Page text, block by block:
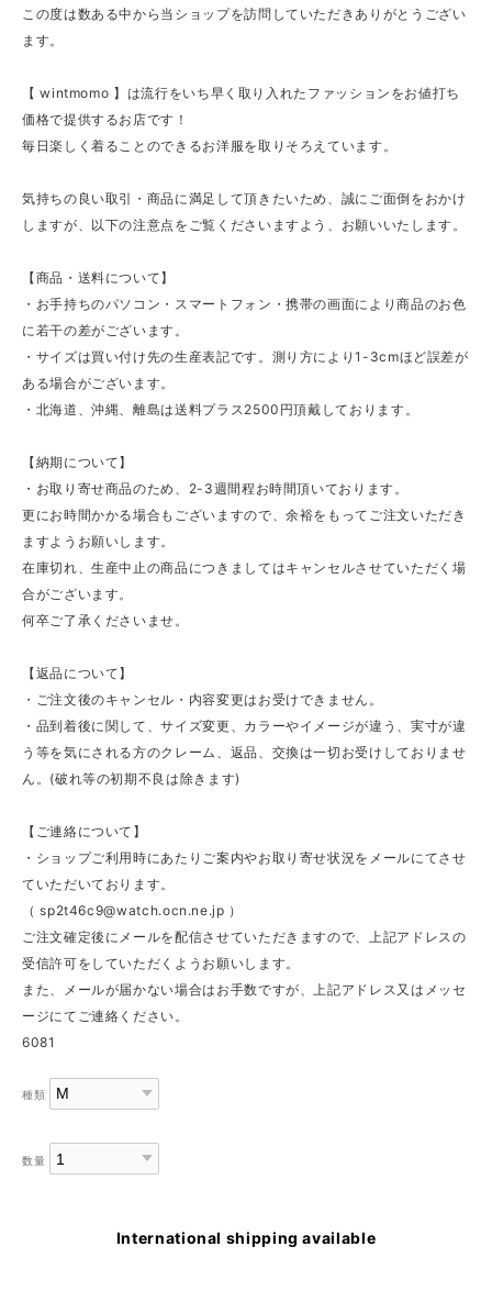
この度は数ある中から当ショップを訪問していただきありがとうござい
ます。
【 wintmomo 】は流行をいち早く取り入れたファッションをお値打ち
価格で提供するお店です！
毎日楽しく着ることのできるお洋服を取りそろえています。
気持ちの良い取引・商品に満足して頂きたいため、誠にご面倒をおかけ
しますが、以下の注意点をご覧くださいますよう、お願いいたします。
【商品・送料について】
・お手持ちのパソコン・スマートフォン・携帯の画面により商品のお色
に若干の差がございます。
・サイズは買い付け先の生産表記です。測り方により1-3cmほど誤差が
ある場合がございます。
・北海道、沖縄、離島は送料プラス2500円頂戴しております。
【納期について】
・お取り寄せ商品のため、2-3週間程お時間頂いております。
更にお時間かかる場合もございますので、余裕をもってご注文いただき
ますようお願いします。
在庫切れ、生産中止の商品につきましてはキャンセルさせていただく場
合がございます。
何卒ご了承くださいませ。
【返品について】
・ご注文後のキャンセル・内容変更はお受けできません。
・品到着後に関して、サイズ変更、カラーやイメージが違う、実寸が違
う等を気にされる方のクレーム、返品、交換は一切お受けしておりませ
ん。(破れ等の初期不良は除きます)
【ご連絡について】
・ショップご利用時にあたりご案内やお取り寄せ状況をメールにてさせ
ていただいております。
（sp2t46c9@watch.ocn.ne.jp ）
ご注文確定後にメールを配信させていただきますので、上記アドレスの
受信許可をしていただくようお願いします。
また、メールが届かない場合はお手数ですが、上記アドレス又はメッセ
ージにてご連絡ください。
6081
種類
数量
International shipping available